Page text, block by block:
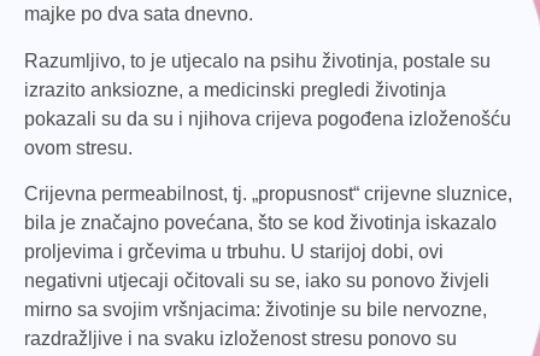
majke po dva sata dnevno.
Razumljivo, to je utjecalo na psihu životinja, postale su
izrazito anksiozne, a medicinski pregledi životinja
pokazali su da su i njihova crijeva pogođena izloženošću
ovom stresu.
Crijevna permeabilnost, tj. „propusnost“ crijevne sluznice,
bila je značajno povećana, što se kod životinja iskazalo
proljevima i grčevima u trbuhu. U starijoj dobi, ovi
negativni utjecaji očitovali su se, iako su ponovo živjeli
mirno sa svojim vršnjacima: životinje su bile nervozne,
razdražljive i na svaku izloženost stresu ponovo su